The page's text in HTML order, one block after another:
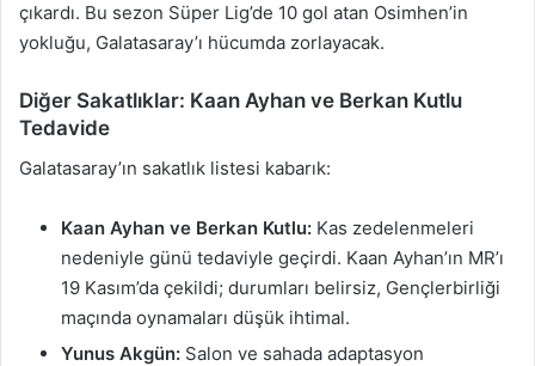
çıkardı. Bu sezon Süper Lig’de 10 gol atan Osimhen’in
yokluğu, Galatasaray’ı hücumda zorlayacak.
Diğer Sakatlıklar: Kaan Ayhan ve Berkan Kutlu
Tedavide
Galatasaray’ın sakatlık listesi kabarık:
Kaan Ayhan ve Berkan Kutlu: Kas zedelenmeleri
nedeniyle günü tedaviyle geçirdi. Kaan Ayhan’ın MR’ı
19 Kasım’da çekildi; durumları belirsiz, Gençlerbirliği
maçında oynamaları düşük ihtimal.
Yunus Akgün: Salon ve sahada adaptasyon